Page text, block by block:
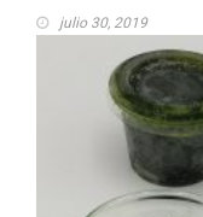
julio 30, 2019